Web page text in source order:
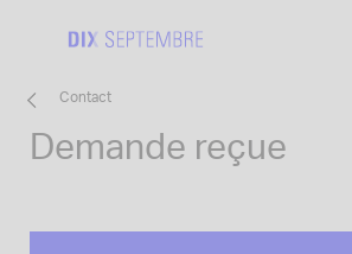
Contact
Demande reçue